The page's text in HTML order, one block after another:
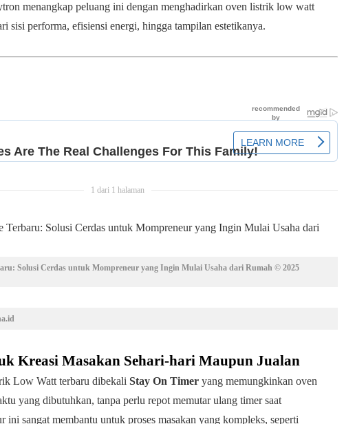
menangkap peluang ini dengan menghadirkan oven listrik low watt
sisi performa, efisiensi energi, hingga tampilan estetikanya.
1 dari 1 halaman
Solusi Cerdas untuk Mompreneur yang Ingin Mulai Usaha dari Rumah © 2025
Kreasi Masakan Sehari-hari Maupun Jualan
Low Watt terbaru dibekali Stay On Timer yang memungkinkan oven
yang dibutuhkan, tanpa perlu repot memutar ulang timer saat
ini sangat membantu untuk proses masakan yang kompleks, seperti